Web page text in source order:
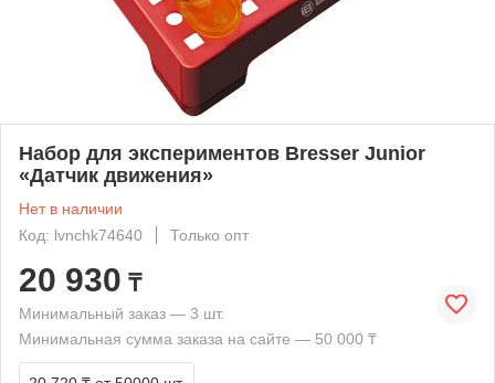
Набор для экспериментов Bresser Junior
«Датчик движения»
Нет в наличии
Код: lvnchk74640
Только опт
20 930 ₸
Минимальный заказ — 3 шт.
Минимальная сумма заказа на сайте — 50 000 ₸